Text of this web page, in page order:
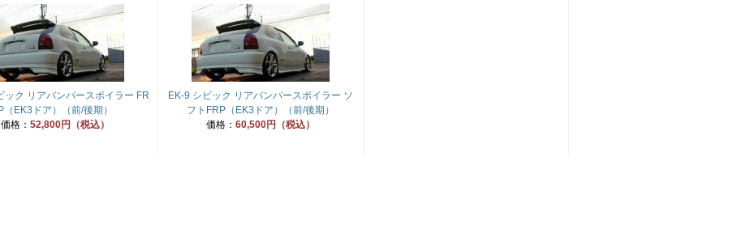
ック リアバンパースポイラー FR
P（EK3ドア）（前/後期）
価格： 52,800円（税込）
EK-9 シビック リアバンパースポイラー ソ
フトFRP（EK3ドア）（前/後期）
価格： 60,500円（税込）